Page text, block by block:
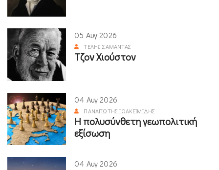
05 Αυγ 2026
ΤΈΛΗΣ ΣΑΜΑΝΤΆΣ
Τζον Χιούστον
04 Αυγ 2026
ΠΑΝΑΓΙΏΤΗΣ ΙΩΑΚΕΙΜΊΔΗΣ
Η πολυσύνθετη γεωπολιτική
εξίσωση
04 Αυγ 2026